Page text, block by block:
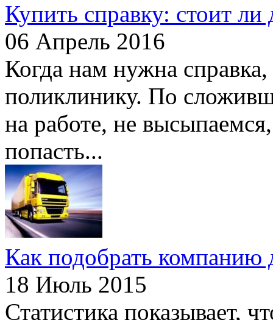
Купить справку: стоит ли
06 Апрель 2016
Когда нам нужна
поликлинику. По
на работе, не
попасть...
Как подобрать компанию
18 Июль 2015
Статистика показывает,